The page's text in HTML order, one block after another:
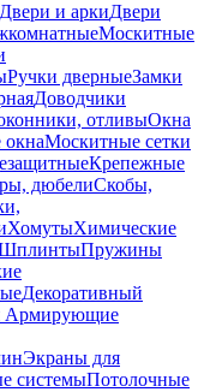
Двери и аркиДвери
Москитные
Ручки дверныеЗамки
Доводчики
отливыОкна
Москитные сетки
Крепежные
дюбелиСкобы,
ХомутыХимические
Пружины
Декоративный
Армирующие
Экраны для
системыПотолочные